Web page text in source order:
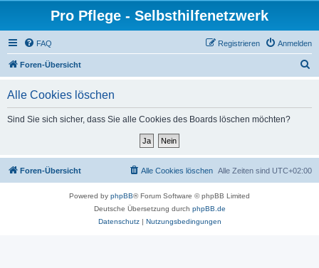
Pro Pflege - Selbsthilfenetzwerk
FAQ Anmelden
Registrieren
Foren-Übersicht
Alle Cookies löschen
Sind Sie sich sicher, dass Sie alle Cookies des Boards löschen möchten?
Foren-Übersicht Alle Zeiten sind UTC+02:00
Alle Cookies löschen
Powered by phpBB® Forum Software © phpBB Limited
Deutsche Übersetzung durch phpBB.de
Datenschutz| Nutzungsbedingungen